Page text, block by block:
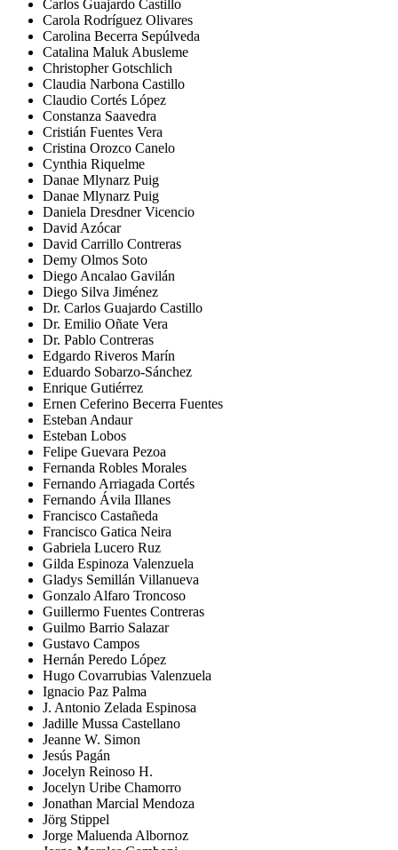
Carlos Guajardo Castillo
Carola Rodríguez Olivares
Carolina Becerra Sepúlveda
Catalina Maluk Abusleme
Christopher Gotschlich
Claudia Narbona Castillo
Claudio Cortés López
Constanza Saavedra
Cristián Fuentes Vera
Cristina Orozco Canelo
Cynthia Riquelme
Danae Mlynarz Puig
Danae Mlynarz Puig
Daniela Dresdner Vicencio
David Azócar
David Carrillo Contreras
Demy Olmos Soto
Diego Ancalao Gavilán
Diego Silva Jiménez
Dr. Carlos Guajardo Castillo
Dr. Emilio Oñate Vera
Dr. Pablo Contreras
Edgardo Riveros Marín
Eduardo Sobarzo-Sánchez
Enrique Gutiérrez
Ernen Ceferino Becerra Fuentes
Esteban Andaur
Esteban Lobos
Felipe Guevara Pezoa
Fernanda Robles Morales
Fernando Arriagada Cortés
Fernando Ávila Illanes
Francisco Castañeda
Francisco Gatica Neira
Gabriela Lucero Ruz
Gilda Espinoza Valenzuela
Gladys Semillán Villanueva
Gonzalo Alfaro Troncoso
Guillermo Fuentes Contreras
Guilmo Barrio Salazar
Gustavo Campos
Hernán Peredo López
Hugo Covarrubias Valenzuela
Ignacio Paz Palma
J. Antonio Zelada Espinosa
Jadille Mussa Castellano
Jeanne W. Simon
Jesús Pagán
Jocelyn Reinoso H.
Jocelyn Uribe Chamorro
Jonathan Marcial Mendoza
Jörg Stippel
Jorge Maluenda Albornoz